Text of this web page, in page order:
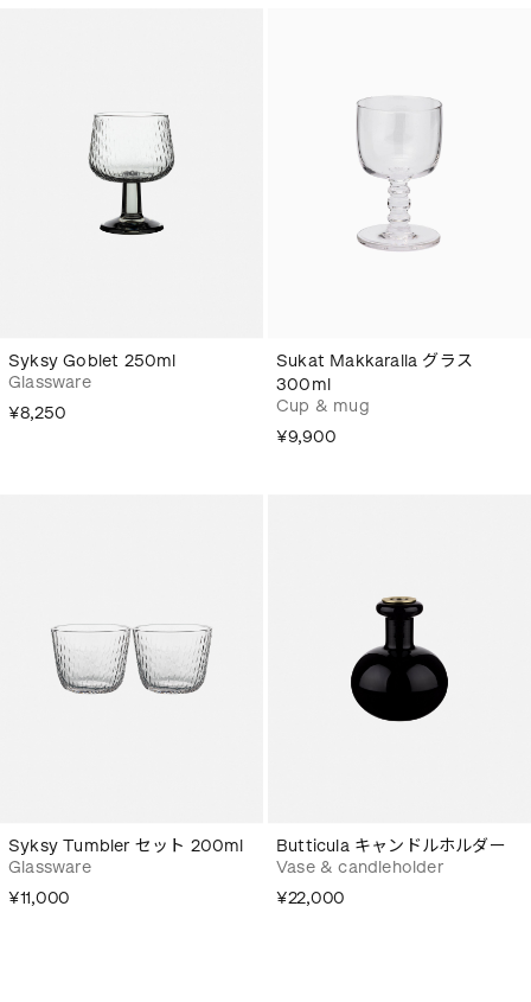
Syksy Goblet 250ml
Glassware
¥8,250
Sukat Makkaralla グラス
300ml
Cup & mug
¥9,900
Syksy Tumbler セット 200ml
Glassware
¥11,000
Butticula キャンドルホルダー
Vase & candleholder
¥22,000